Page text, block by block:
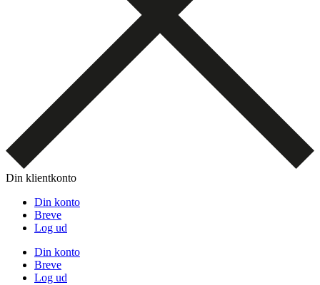
Din klientkonto
Din konto
Breve
Log ud
Din konto
Breve
Log ud